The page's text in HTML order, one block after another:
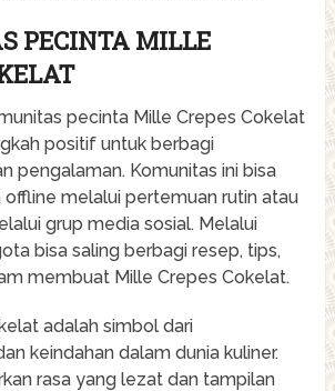
PECINTA MILLE
pecinta Mille Crepes Cokelat
positif untuk berbagi
pengalaman. Komunitas ini bisa
offline melalui pertemuan rutin atau
grup media sosial. Melalui
bisa saling berbagi resep, tips,
membuat Mille Crepes Cokelat.
adalah simbol dari
keindahan dalam dunia kuliner.
rasa yang lezat dan tampilan